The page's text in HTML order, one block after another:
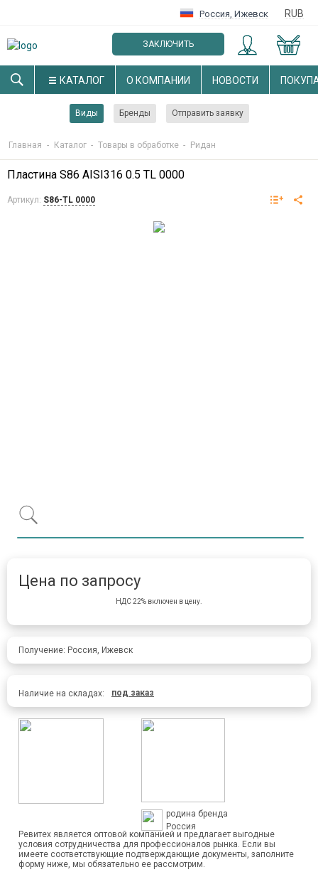
Россия, Ижевск RUB
ЗАКЛЮЧИТЬ
ОПТОВЫЙ ДОГОВОР
КАТАЛОГ О КОМПАНИИ НОВОСТИ
Виды Бренды Отправить заявку
Главная - Каталог - Товары в обработке - Ридан
Пластина S86 AISI316 0.5 TL 0000
Артикул: S86-TL 0000
Цена по запросу
НДС 22% включен в цену.
Получение: Россия, Ижевск
Наличие на складах: под заказ
родина бренда
Россия
Ревитех является оптовой компанией и предлагает выгодные
условия сотрудничества для профессионалов рынка. Если вы
имеете соответствующие подтверждающие документы, заполните
форму ниже, мы обязательно ее рассмотрим.